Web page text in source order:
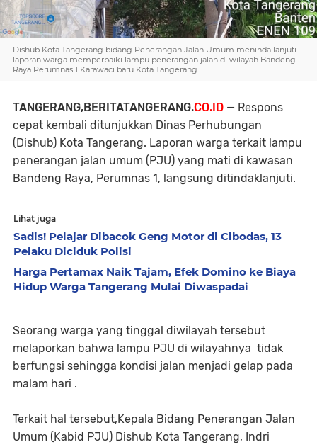
Dishub Kota Tangerang bidang Penerangan Jalan Umum meninda lanjuti
laporan warga memperbaiki lampu penerangan jalan di wilayah Bandeng
Raya Perumnas 1 Karawaci baru Kota Tangerang
TANGERANG,BERITATANGERANG.CO.ID — Respons
cepat kembali ditunjukkan Dinas Perhubungan
(Dishub) Kota Tangerang. Laporan warga terkait lampu
penerangan jalan umum (PJU) yang mati di kawasan
Bandeng Raya, Perumnas 1, langsung ditindaklanjuti.
Lihat juga
Sadis! Pelajar Dibacok Geng Motor di Cibodas, 13
Pelaku Diciduk Polisi
Harga Pertamax Naik Tajam, Efek Domino ke Biaya
Hidup Warga Tangerang Mulai Diwaspadai
Seorang warga yang tinggal diwilayah tersebut
melaporkan bahwa lampu PJU di wilayahnya tidak
berfungsi sehingga kondisi jalan menjadi gelap pada
malam hari .
Terkait hal tersebut,Kepala Bidang Penerangan Jalan
Umum (Kabid PJU) Dishub Kota Tangerang, Indri